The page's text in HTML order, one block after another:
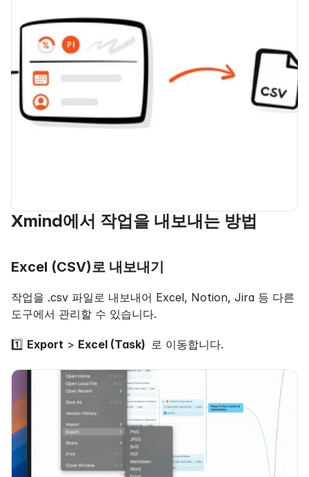
Xmind에서 작업을 내보내는 방법
Excel (CSV)로 내보내기
작업을 .csv 파일로 내보내어 Excel, Notion, Jira 등 다른
도구에서 관리할 수 있습니다.
1️⃣ Export > Excel (Task) 로 이동합니다.